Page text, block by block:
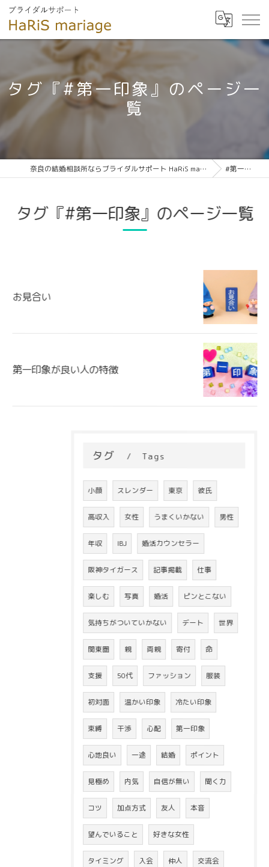
タグ『#第一印象』のページ一
覧
奈良の結婚相談所ならブライダルサポート HaRiS mariage #第一印象
タグ『#第一印象』のページ一覧
お見合い
第一印象が良い人の特徴
タグ Tags
小顔 スレンダー 東京 彼氏
高収入 女性 うまくいかない 男性
年収 IBJ 婚活カウンセラー
阪神タイガース 記事掲載 仕事
楽しむ 写真 婚活 ピンとこない
気持ちがついていかない デート 世界
関東圏 親 両親 寄付 命
支援 50代 ファッション 服装
初対面 温かい印象 冷たい印象
束縛 干渉 心配 第一印象
心地良い 一途 結婚 ポイント
見極め 内気 自信が無い 聞く力
コツ 加点方式 友人 本音
望んでいること 好きな女性
タイミング 入会 仲人 交流会